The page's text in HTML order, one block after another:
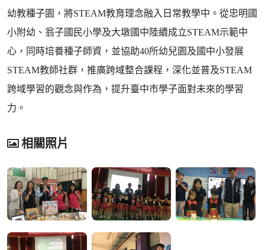
幼教種子園，將STEAM教育理念融入日常教學中。從忠明國
小附幼、翁子國民小學及大墩國中陸續成立STEAM示範中
心，同時培養種子師資，並協助40所幼兒園及國中小發展
STEAM教師社群，推廣跨域整合課程，深化並普及STEAM
跨域學習的觀念與作為，提升臺中市學子面對未來的學習
力。
相關照片